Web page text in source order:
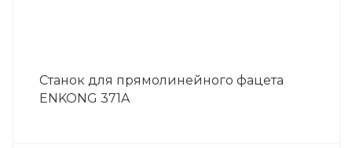
Станок для прямолинейного фацета
ENKONG 371A